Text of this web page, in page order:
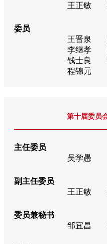
王正敏
委员
王晋泉
李继孝
钱士良
程锦元
第十届委员
主任委员
吴学愚
副主任委员
王正敏
委员兼秘书
邹宜昌